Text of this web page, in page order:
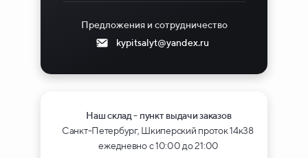
Предложения и сотрудничество
kypitsalyt@yandex.ru
Наш склад - пункт выдачи заказов
Санкт-Петербург, Шкиперский проток 14к38
ежедневно с 10:00 до 21:00